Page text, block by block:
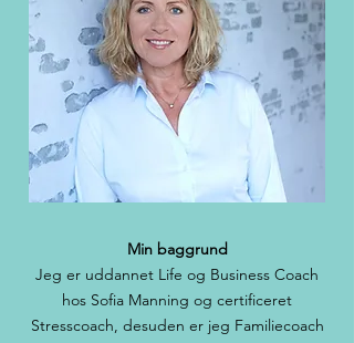
Min baggrund
Jeg er uddannet Life og Business Coach
hos Sofia Manning og certificeret
Stresscoach, desuden er jeg Familiecoach